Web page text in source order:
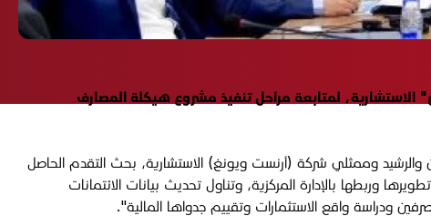
شركة "أرنست ويونغ" الاستشارية، لمتابعة مراحل تنفيذ مشروع هيكلة المصارف
والرشيد وممثلي شركة (أرنست ويونغ) الاستشارية، بحث التقدم الحاصل
وربطها بالإدارة المركزية، وتناول تحديث بيانات الائتمانات
ودراسة واقع الاستثمارات وتقييم جدواها المالية".